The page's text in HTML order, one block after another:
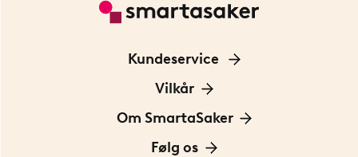
Kundeservice
Kontakt os
Vilkår
Information om cookies
Privatlivspolitik
Om SmartaSaker
Om os
Følg os